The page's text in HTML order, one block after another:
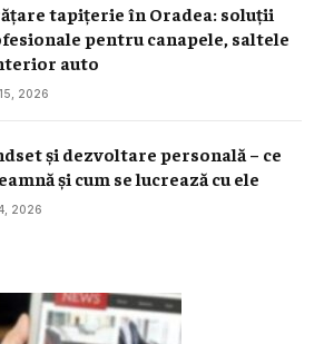
tapițerie în Oradea: soluții
pentru canapele, saltele
auto
2026
și dezvoltare personală – ce
și cum se lucrează cu ele
2026